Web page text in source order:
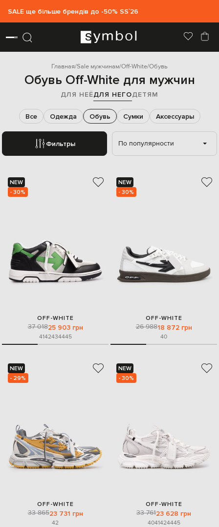
SALE ще більше брендів до -50% SS`26
Главная Sale мужчинам Off-White Обувь
Обувь Off-White для мужчин
ДЛЯ НЕЁДЛЯ НЕГОДЕТЯМ
Фильтры
Все Одежда Обувь Сумки Аксессуары
По популярности
NEW
- 30%
OFF-WHITE
37 01825 903 грн
4142434445
NEW
- 30%
OFF-WHITE
26 98818 872 грн
40
NEW
- 29%
OFF-WHITE
33 86523 731 грн
42
NEW
- 30%
OFF-WHITE
33 76123 628 грн
4041424445